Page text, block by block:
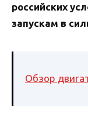
российских
запускам в
Обзор